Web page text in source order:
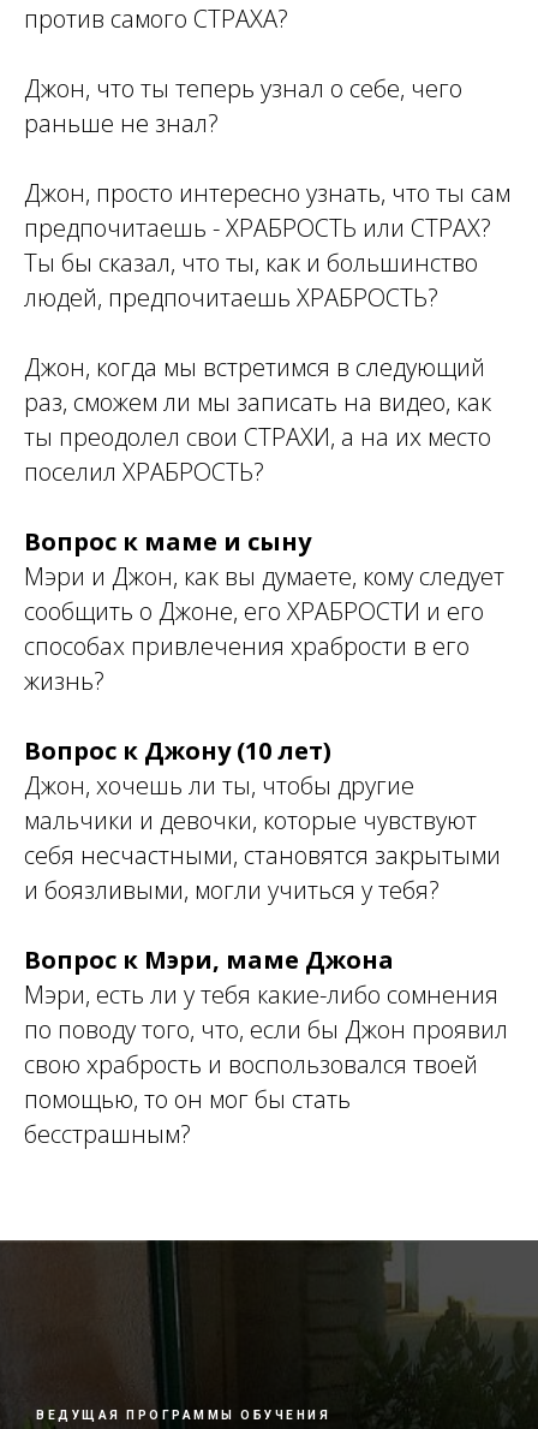
против самого СТРАХА?
Джон, что ты теперь узнал о себе, чего
раньше не знал?
Джон, просто интересно узнать, что ты сам
предпочитаешь - ХРАБРОСТЬ или СТРАХ?
Ты бы сказал, что ты, как и большинство
людей, предпочитаешь ХРАБРОСТЬ?
Джон, когда мы встретимся в следующий
раз, сможем ли мы записать на видео, как
ты преодолел свои СТРАХИ, а на их место
поселил ХРАБРОСТЬ?
Вопрос к маме и сыну
Мэри и Джон, как вы думаете, кому следует
сообщить о Джоне, его ХРАБРОСТИ и его
способах привлечения храбрости в его
жизнь?
Вопрос к Джону (10 лет)
Джон, хочешь ли ты, чтобы другие
мальчики и девочки, которые чувствуют
себя несчастными, становятся закрытыми
и боязливыми, могли учиться у тебя?
Вопрос к Мэри, маме Джона
Мэри, есть ли у тебя какие-либо сомнения
по поводу того, что, если бы Джон проявил
свою храбрость и воспользовался твоей
помощью, то он мог бы стать
бесстрашным?
ВЕДУЩАЯ ПРОГРАММЫ ОБУЧЕНИЯ